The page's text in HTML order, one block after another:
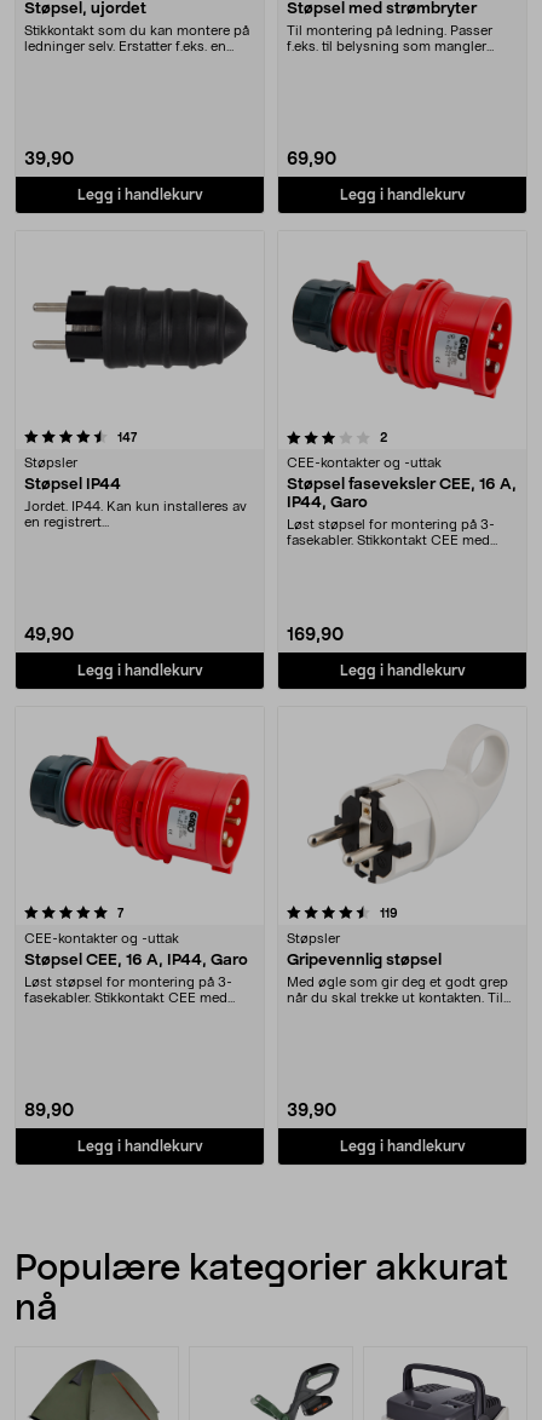
Støpsel, ujordet
Stikkontakt som du kan montere på
ledninger selv. Erstatter f.eks. en
39,90
Legg i handlekurv
Støpsel med strømbryter
Til montering på ledning. Passer
f.eks. til belysning som mangler
69,90
Legg i handlekurv
147anmeldelser
Støpsler
Støpsel IP44
Jordet. IP44. Kan kun installeres av
en registrert
49,90
Legg i handlekurv
3.5 av 5 stjerner 2anmeldelser
CEE-kontakter og -uttak
Støpsel faseveksler CEE, 16 A,
IP44, Garo
Løst støpsel for montering på 3-
fasekabler. Stikkontakt CEE med
169,90
Legg i handlekurv
7anmeldelser
CEE-kontakter og -uttak
Støpsel CEE, 16 A, IP44, Garo
Løst støpsel for montering på 3-
fasekabler. Stikkontakt CEE med
89,90
Legg i handlekurv
4.5 av 5 stjerner 119
Støpsler
Gripevennlig støpsel
Med øgle som gir deg et godt grep
når du skal trekke ut kontakten. Til
39,90
Legg i handlekurv
Populære kategorier akkurat
nå